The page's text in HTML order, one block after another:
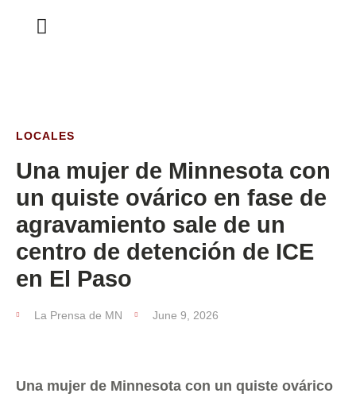
LOCALES
Una mujer de Minnesota con
un quiste ovárico en fase de
agravamiento sale de un
centro de detención de ICE
en El Paso
La Prensa de MN June 9, 2026
Una mujer de Minnesota con un quiste ovárico